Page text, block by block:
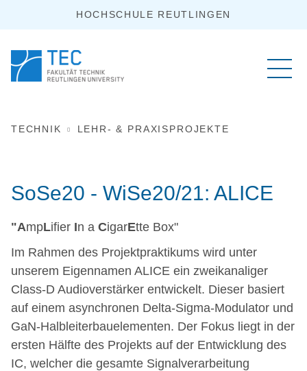
HOCHSCHULE REUTLINGEN
TECHNIK LEHR- & PRAXISPROJEKTE
SoSe20 - WiSe20/21: ALICE
"AmpLifier In a CigarEtte Box"
Im Rahmen des Projektpraktikums wird unter
unserem Eigennamen ALICE ein zweikanaliger
Class-D Audioverstärker entwickelt. Dieser basiert
auf einem asynchronen Delta-Sigma-Modulator und
GaN-Halbleiterbauelementen. Der Fokus liegt in der
ersten Hälfte des Projekts auf der Entwicklung des
IC, welcher die gesamte Signalverarbeitung